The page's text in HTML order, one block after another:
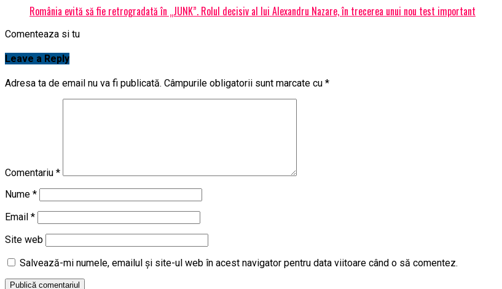
România evită să fie retrogradată în „JUNK”. Rolul decisiv al lui Alexandru Nazare, în trecerea unui nou test important
Comenteaza si tu
Leave a Reply
Adresa ta de email nu va fi publicată. Câmpurile obligatorii sunt marcate cu *
Comentariu *
Nume *
Email *
Site web
Salvează-mi numele, emailul și site-ul web în acest navigator pentru data viitoare când o să comentez.